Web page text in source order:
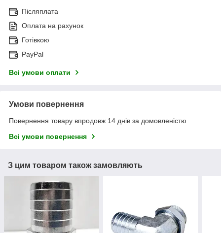
Післяплата
Оплата на рахунок
Готівкою
PayPal
Всі умови оплати
Умови повернення
Повернення товару впродовж 14 днів за домовленістю
Всі умови повернення
З цим товаром також замовляють